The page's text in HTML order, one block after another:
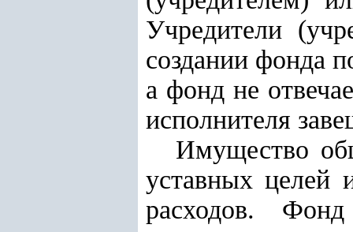
Учредители
создании фонда
а фонд не
исполнителя
Имущество
уставных целей
расходов.